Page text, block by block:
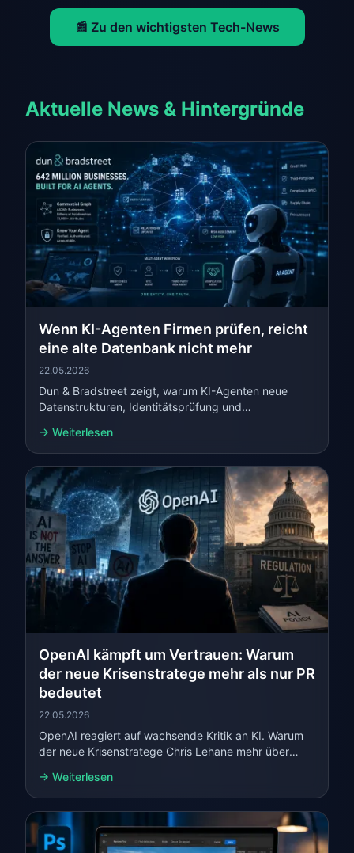
📰 Zu den wichtigsten Tech-News
Aktuelle News & Hintergründe
Wenn KI-Agenten Firmen prüfen, reicht
eine alte Datenbank nicht mehr
22.05.2026
Dun & Bradstreet zeigt, warum KI-Agenten neue
Datenstrukturen, Identitätsprüfung und
→ Weiterlesen
OpenAI kämpft um Vertrauen: Warum
der neue Krisenstratege mehr als nur PR
bedeutet
22.05.2026
OpenAI reagiert auf wachsende Kritik an KI. Warum
der neue Krisenstratege Chris Lehane mehr über
→ Weiterlesen